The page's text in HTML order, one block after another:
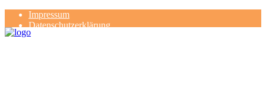
Impressum
Datenschutzerklärung
Kontakt